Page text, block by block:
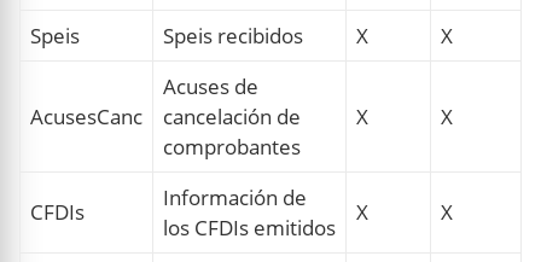
Speis Speis recibidos X X
AcusesCanc
Acuses de
cancelación de
comprobantes
X X
CFDIs
Información de
los CFDIs emitidos
X X